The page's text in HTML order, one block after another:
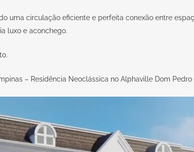
uma circulação eficiente e perfeita conexão entre
luxo e aconchego.
.
– Residência Neoclássica no Alphaville Dom Pedro